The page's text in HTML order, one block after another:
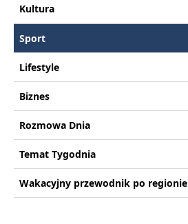
Kultura
Sport
Lifestyle
Biznes
Rozmowa Dnia
Temat Tygodnia
Wakacyjny przewodnik po regionie